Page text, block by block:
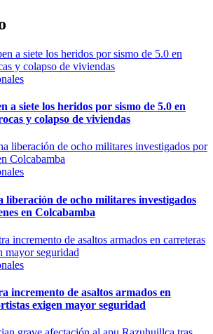
a siete los heridos por sismo de 5.0 en
y colapso de viviendas
liberación de ocho militares investigados
en Colcabamba
incremento de asaltos armados en
exigen mayor seguridad